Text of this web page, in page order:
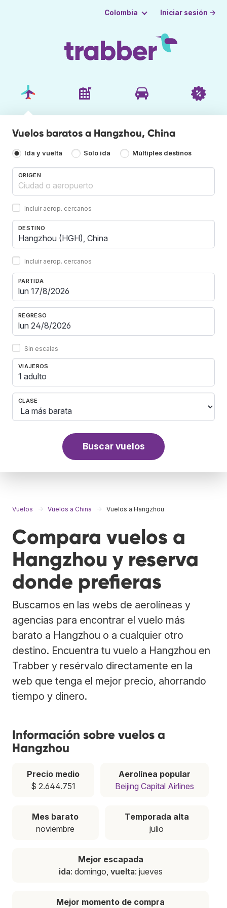
Colombia Iniciar sesión →
Vuelos baratos a Hangzhou, China
Ida y vuelta Solo ida Múltiples destinos
ORIGEN
Incluir aerop. cercanos
DESTINO
Incluir aerop. cercanos
PARTIDA
REGRESO
Sin escalas
VIAJEROS
1 adulto
CLASE
Buscar vuelos
Vuelos Vuelos a China Vuelos a Hangzhou
Compara vuelos a
Hangzhou y reserva
donde prefieras
Buscamos en las webs de aerolíneas y
agencias para encontrar el vuelo más
barato a Hangzhou o a cualquier otro
destino. Encuentra tu vuelo a Hangzhou en
Trabber y resérvalo directamente en la
web que tenga el mejor precio, ahorrando
tiempo y dinero.
Información sobre vuelos a
Hangzhou
Precio medio
$ 2.644.751
Aerolínea popular
Beijing Capital Airlines
Mes barato
noviembre
Temporada alta
julio
Mejor escapada
ida: domingo, vuelta: jueves
Mejor momento de compra